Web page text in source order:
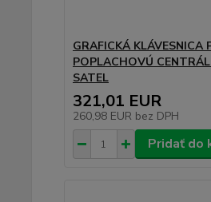
GRAFICKÁ KLÁVESNICA
POPLACHOVÚ
SATEL
321,01 EUR
260,98 EUR bez DPH
Pridať do